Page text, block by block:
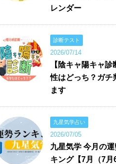
レンダー
診断テスト
2026/07/14
【陰キャ陽キャ診
性はどっち？ガチ
ます
九星気学占い
2026/07/05
九星気学 今月の
キング【7月（7月